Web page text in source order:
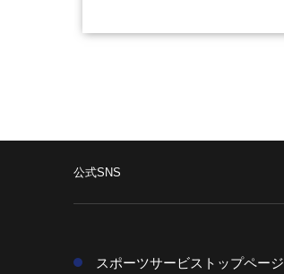
公式SNS
スポーツサービストップページ